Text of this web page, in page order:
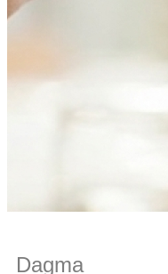
Dagma